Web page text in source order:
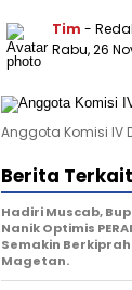
Tim -
Rabu, 26
Anggota Komisi IV
Berita Terkait
Hadiri Muscab,
Nanik Optimis
Semakin Berkiprah
Magetan.